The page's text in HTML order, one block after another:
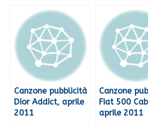
Canzone pubblicità
Dior Addict, aprile
2011
Canzone
Fiat 500
aprile 2011